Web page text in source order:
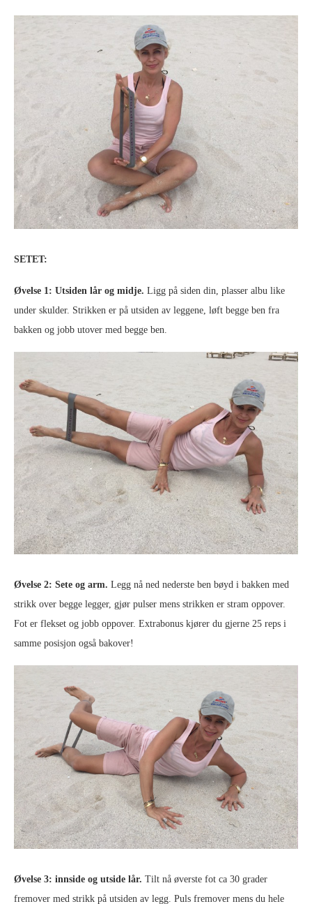
SETET:
Øvelse 1: Utsiden lår og midje. Ligg på siden din, plasser albu like
under skulder. Strikken er på utsiden av leggene, løft begge ben fra
bakken og jobb utover med begge ben.
Øvelse 2: Sete og arm. Legg nå ned nederste ben bøyd i bakken med
strikk over begge legger, gjør pulser mens strikken er stram oppover.
Fot er flekset og jobb oppover. Extrabonus kjører du gjerne 25 reps i
samme posisjon også bakover!
Øvelse 3: innside og utside lår. Tilt nå øverste fot ca 30 grader
fremover med strikk på utsiden av legg. Puls fremover mens du hele